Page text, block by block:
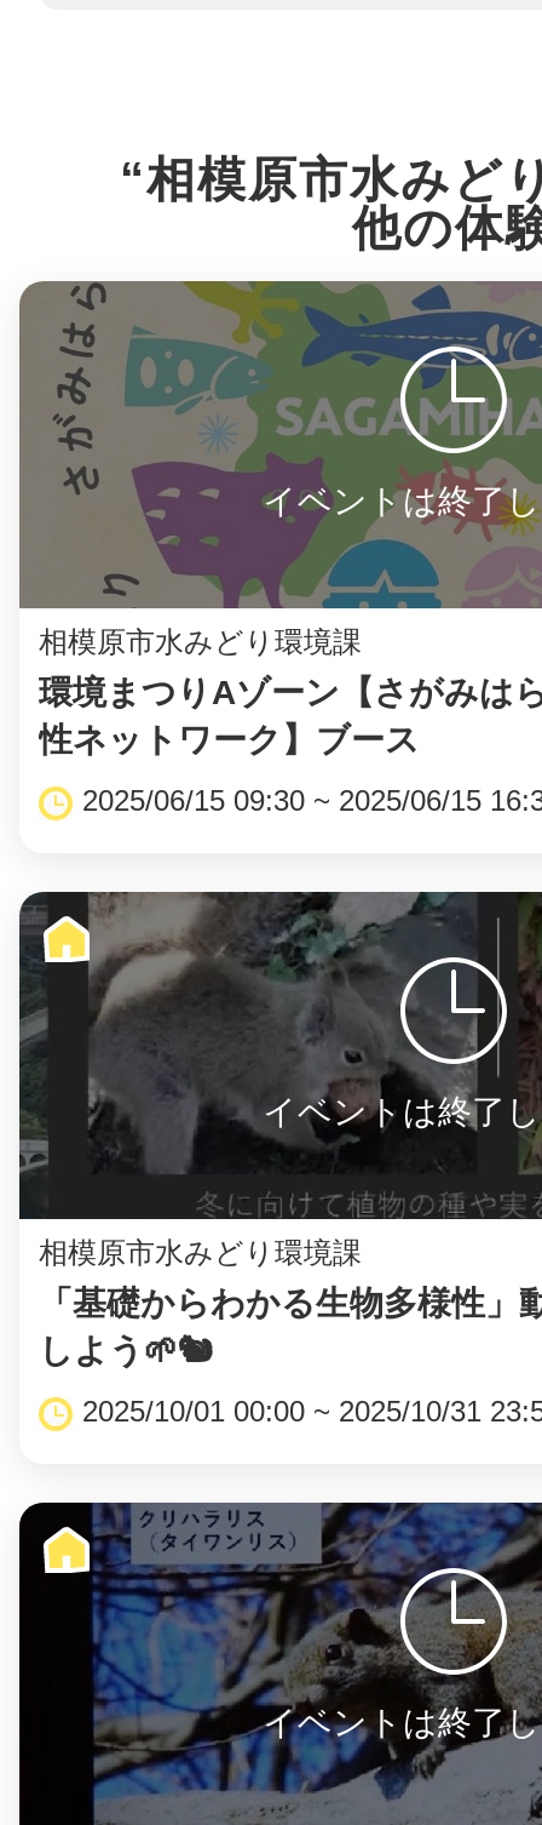
“相模原市水みど
他の体
イベントは終了
相模原市水みどり環境課
環境まつりAゾーン【さがみは
性ネットワーク】ブース
2025/06/15 09:30 ~ 2025/06/15
イベントは終了
相模原市水みどり環境課
「基礎からわかる生物多様性」
しよう🌱🐿️
2025/10/01 00:00 ~ 2025/10/31
イベントは終了
©︎ KAYAC Inc.All